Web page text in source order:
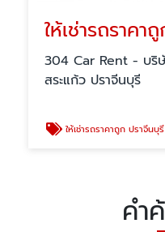
ให้เช่ารถราคา
304 Car Rent - บริ
สระแก้ว ปราจีนบุรี
ให้เช่ารถราคาถูก ปราจีนบุรี
คำ